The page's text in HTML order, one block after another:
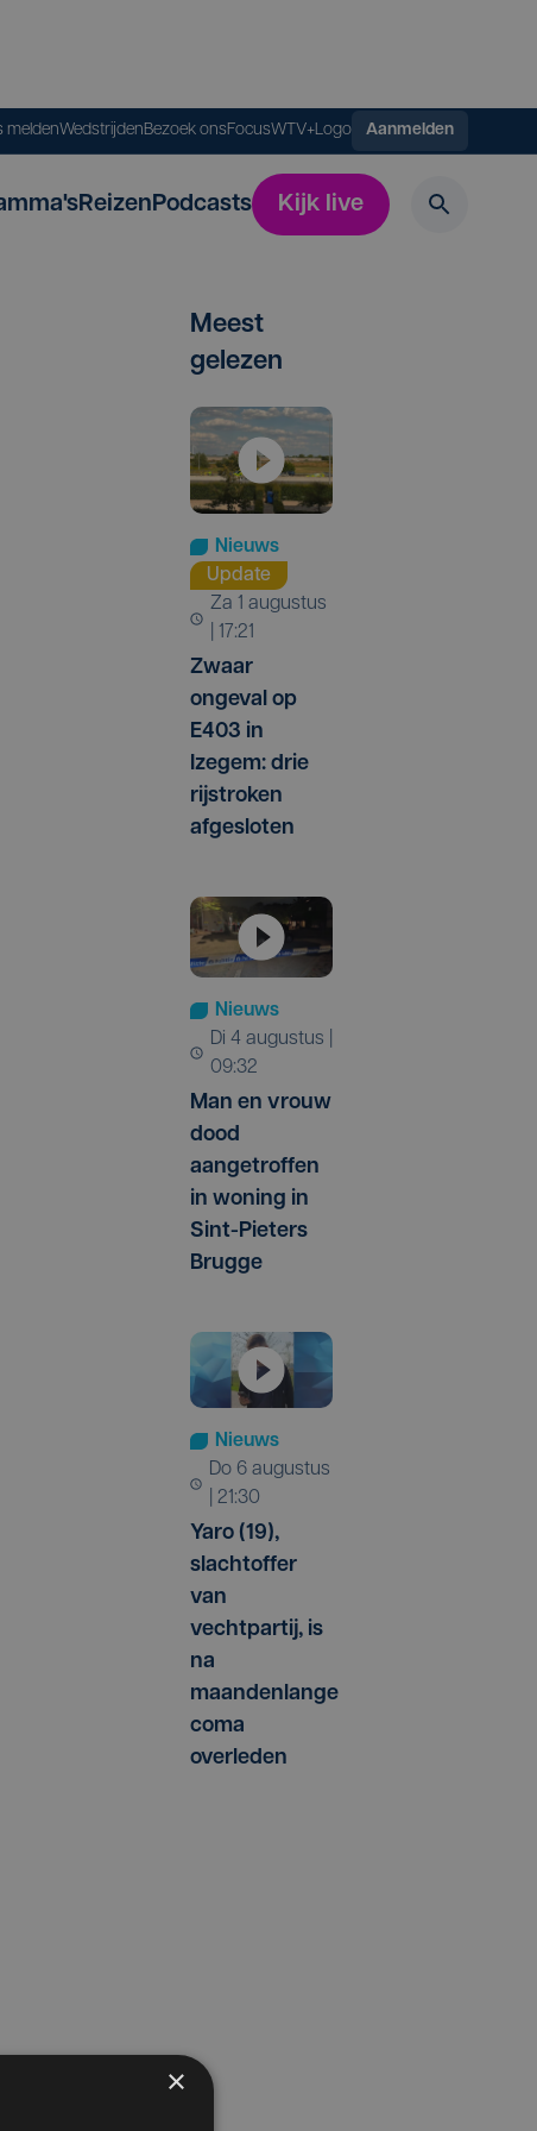
meldenWedstrijdenBezoek onsFocusWTV+Logo Aanmelden
ReizenPodcasts Kijk live
Meest
gelezen
Nieuws
Update
za 1 augustus
| 17:21
Zwaar
ongeval op
E403 in
Izegem: drie
rijstroken
afgesloten
Nieuws
di 4 augustus |
09:32
Man en vrouw
dood
aangetroffen
in woning in
Sint-Pieters
Brugge
Nieuws
do 6 augustus
| 21:30
Yaro (19),
slachtoffer
van
vechtpartij, is
na
maandenlange
coma
overleden
×